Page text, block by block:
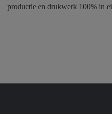
productie en drukwerk 100% in